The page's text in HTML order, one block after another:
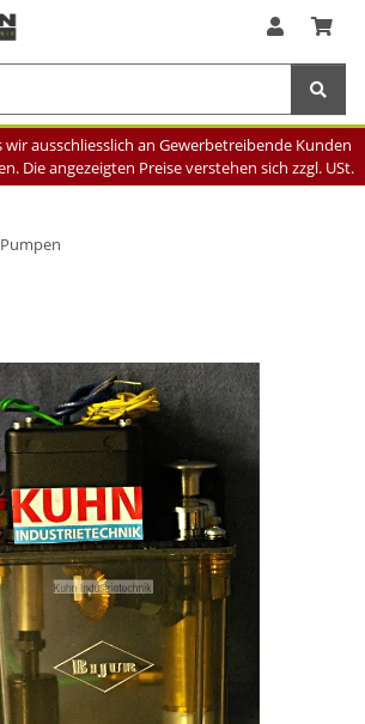
wir ausschliesslich an Gewerbetreibende Kunden
Die angezeigten Preise verstehen sich zzgl. USt.
Pumpen